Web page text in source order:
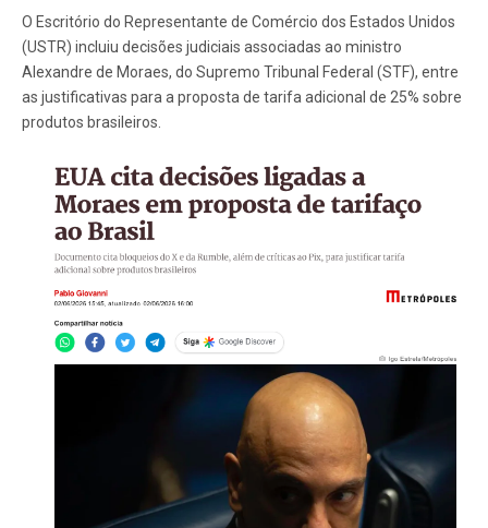
O Escritório do Representante de Comércio dos Estados Unidos
(USTR) incluiu decisões judiciais associadas ao ministro
Alexandre de Moraes, do Supremo Tribunal Federal (STF), entre
as justificativas para a proposta de tarifa adicional de 25% sobre
produtos brasileiros.